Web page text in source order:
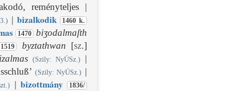
reményteljes |
| bizalkodik 1460 k.
1470
biʒodalmaſth
1519 byztathwan [sz.]
(Szily: NyÚSz.) |
(Szily: NyÚSz.) |
|bizottmány 1836/